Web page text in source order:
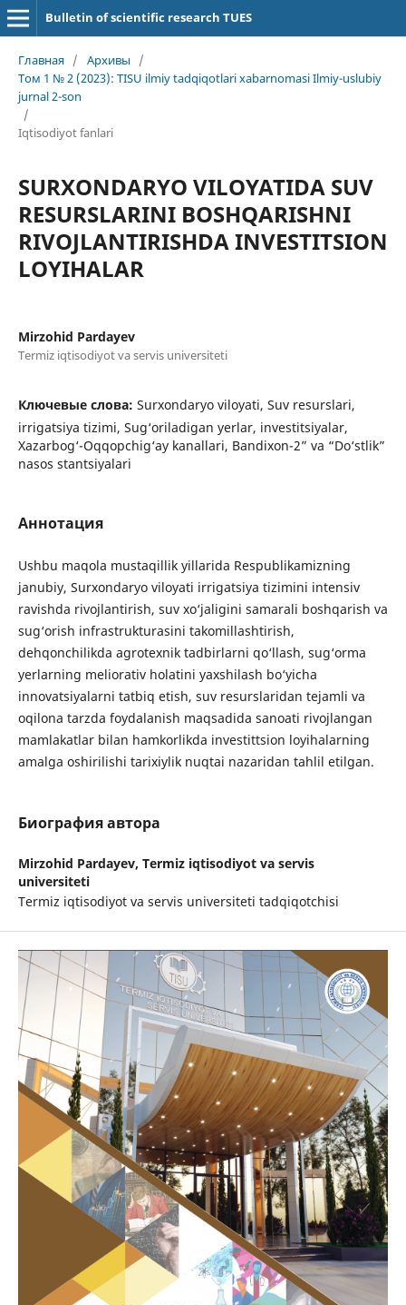
Bulletin of scientific research TUES
Главная / Архивы
/
Том 1 № 2 (2023): TISU ilmiy tadqiqotlari xabarnomasi Ilmiy-uslubiy
jurnal 2-son
/
Iqtisodiyot fanlari
SURXONDАRYO VILOYATIDА SUV
RESURSLАRINI BOSHQАRISHNI
RIVOJLАNTIRISHDА INVESTITSION
LOYIHАLАR
Mirzohid Pardayev
Termiz iqtisodiyot va servis universiteti
Ключевые слова: Surxondaryo viloyati, Suv resurslari,
irrigatsiya tizimi, Sug‘oriladigan yerlar, investitsiyalar,
Xazarbog‘-Oqqopchig‘ay kanallari, Bandixon-2” va “Do‘stlik”
nasos stantsiyalari
Аннотация
Ushbu maqola mustaqillik yillarida Respublikamizning
janubiy, Surxondaryo viloyati irrigatsiya tizimini intensiv
ravishda rivojlantirish, suv xo‘jaligini samarali boshqarish va
sug‘orish infrastrukturasini takomillashtirish,
dehqonchilikda agrotexnik tadbirlarni qo‘llash, sug‘orma
yerlarning meliorativ holatini yaxshilash bo‘yicha
innovatsiyalarni tatbiq etish, suv resurslaridan tejamli va
oqilona tarzda foydalanish maqsadida sanoati rivojlangan
mamlakatlar bilan hamkorlikda investittsion loyihalarning
amalga oshirilishi tarixiylik nuqtai nazaridan tahlil etilgan.
Биография автора
Mirzohid Pardayev, Termiz iqtisodiyot va servis
universiteti
Termiz iqtisodiyot va servis universiteti tadqiqotchisi